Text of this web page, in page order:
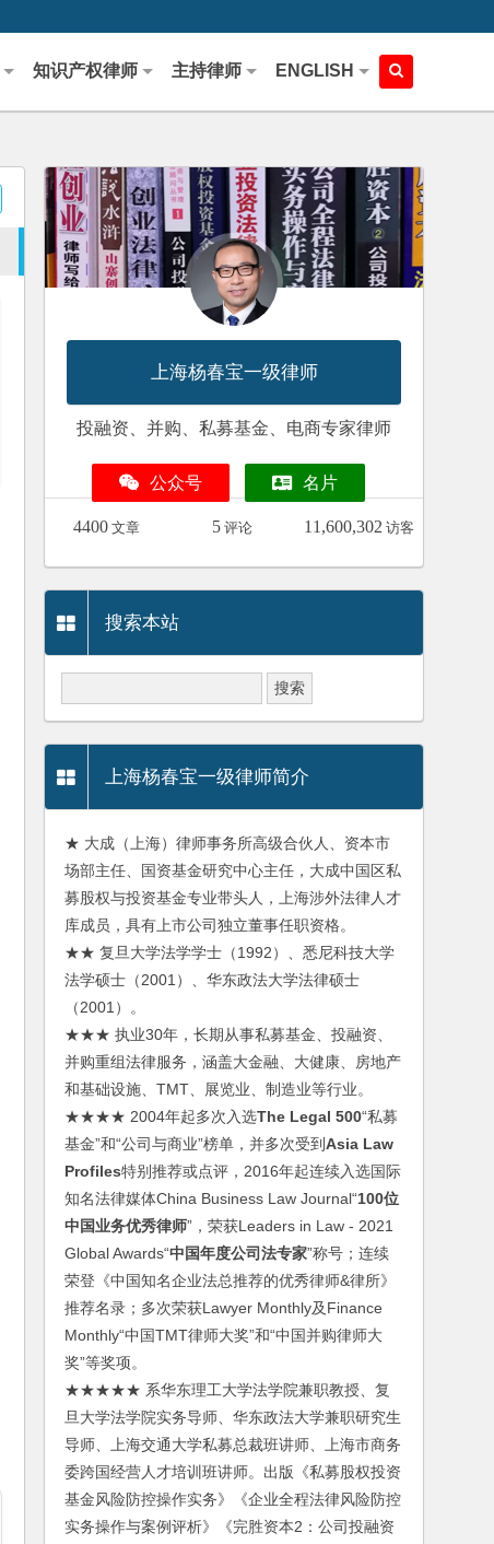
知识产权律师 主持律师 ENGLISH
上海杨春宝一级律师
投融资、并购、私募基金、电商专家律师
公众号 名片
4400 文章 5 评论 11,600,302 访客
搜索本站
上海杨春宝一级律师简介
★ 大成（上海）律师事务所高级合伙人、资本市
场部主任、国资基金研究中心主任，大成中国区私
募股权与投资基金专业带头人，上海涉外法律人才
库成员，具有上市公司独立董事任职资格。
★★ 复旦大学法学学士（1992）、悉尼科技大学
法学硕士（2001）、华东政法大学法律硕士
（2001）。
★★★ 执业30年，长期从事私募基金、投融资、
并购重组法律服务，涵盖大金融、大健康、房地产
和基础设施、TMT、展览业、制造业等行业。
★★★★ 2004年起多次入选The Legal 500“私募
基金”和“公司与商业”榜单，并多次受到Asia Law
Profiles特别推荐或点评，2016年起连续入选国际
知名法律媒体China Business Law Journal“100位
中国业务优秀律师”，荣获Leaders in Law - 2021
Global Awards“中国年度公司法专家”称号；连续
荣登《中国知名企业法总推荐的优秀律师&律所》
推荐名录；多次荣获Lawyer Monthly及Finance
Monthly“中国TMT律师大奖”和“中国并购律师大
奖”等奖项。
★★★★★ 系华东理工大学法学院兼职教授、复
旦大学法学院实务导师、华东政法大学兼职研究生
导师、上海交通大学私募总裁班讲师、上海市商务
委跨国经营人才培训班讲师。出版《私募股权投资
基金风险防控操作实务》《企业全程法律风险防控
实务操作与案例评析》《完胜资本2：公司投融资